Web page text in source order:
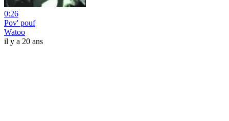
0:26
Pov' pouf
Watoo
il y a 20 ans